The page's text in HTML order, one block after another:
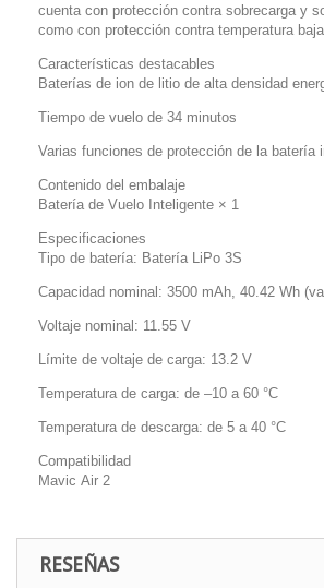
cuenta con protección contra sobrecarga y
como con protección contra temperatura baja.
Características destacables
Baterías de ion de litio de alta densidad
Tiempo de vuelo de 34 minutos
Varias funciones de protección de la batería
Contenido del embalaje
Batería de Vuelo Inteligente × 1
Especificaciones
Tipo de batería: Batería LiPo 3S
Capacidad nominal: 3500 mAh, 40.42 Wh
Voltaje nominal: 11.55 V
Límite de voltaje de carga: 13.2 V
Temperatura de carga: de –10 a 60 °C
Temperatura de descarga: de 5 a 40 °C
Compatibilidad
Mavic Air 2
RESEÑAS